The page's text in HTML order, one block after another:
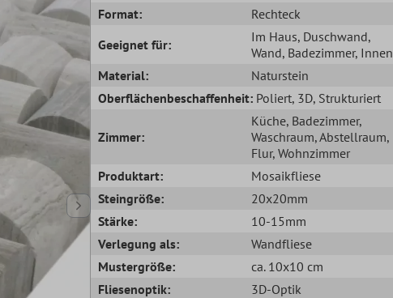
Format:
Rechteck
Geeignet für:
Im Haus, Duschwand,
Wand, Badezimmer, Innen
Material:
Naturstein
Oberflächenbeschaffenheit: Poliert, 3D, Strukturiert
Zimmer:
Küche, Badezimmer,
Waschraum, Abstellraum,
Flur, Wohnzimmer
Produktart:
Mosaikfliese
Steingröße:
20x20mm
Stärke:
10-15mm
Verlegung als:
Wandfliese
Mustergröße:
ca. 10x10 cm
Fliesenoptik:
3D-Optik